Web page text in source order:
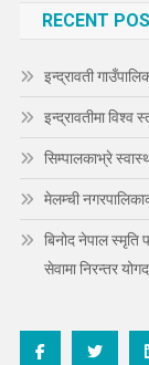
RECENT
इन्द्रावती
इन्द्रावतीमा
सिम्पालकाभ्रे
मेलम्ची
बिनोद नेपाल स्मृति
सेवामा निरन्तर